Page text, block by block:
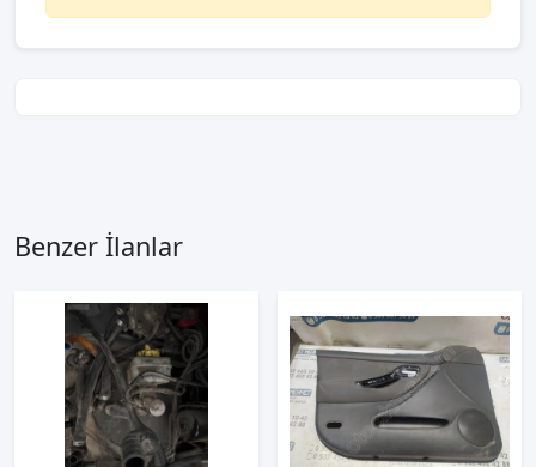
Benzer İlanlar